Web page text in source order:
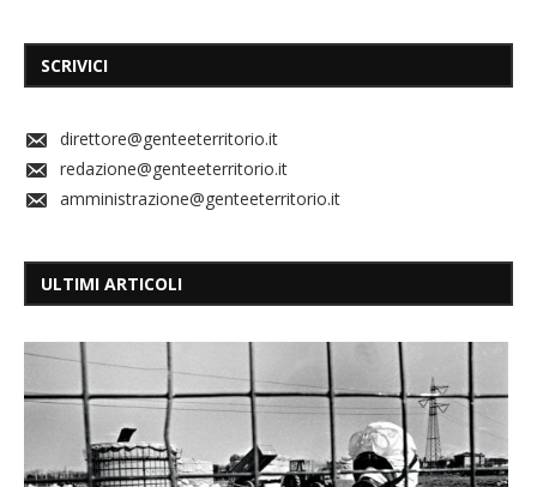
SCRIVICI
direttore@genteeterritorio.it
redazione@genteeterritorio.it
amministrazione@genteeterritorio.it
ULTIMI ARTICOLI